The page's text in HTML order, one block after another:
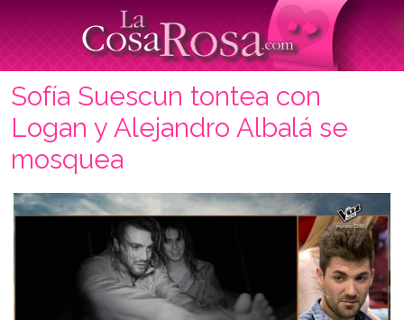
Sofía Suescun tontea con
Logan y Alejandro Albalá se
mosquea